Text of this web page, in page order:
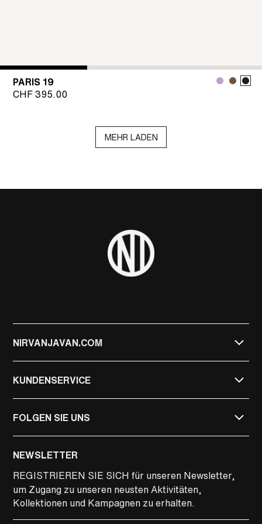
PARIS 19
CHF395.00
MEHR LADEN
NIRVANJAVAN.COM
KUNDENSERVICE
FOLGEN SIE UNS
NIRVAN JAVAN PRIVATE
LINKEDIN
NEWSLETTER
REGISTRIEREN SIE SICH für unseren Newsletter,
um Zugang zu unseren neusten Aktivitäten,
Kollektionen und Kampagnen zu erhalten.